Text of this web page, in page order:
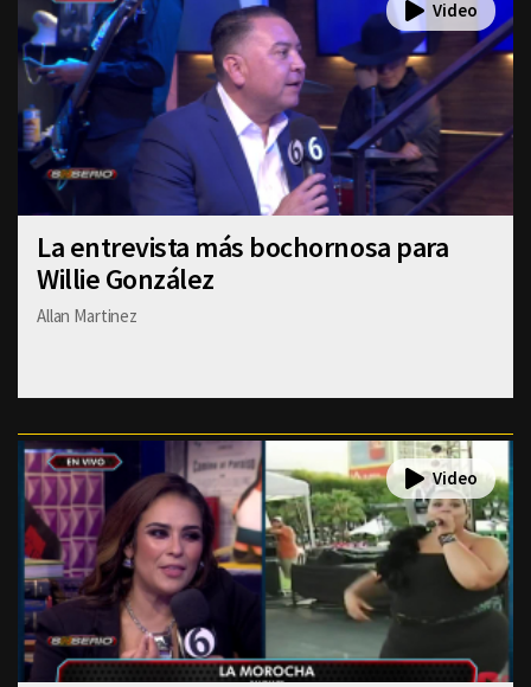
La entrevista más bochornosa para
Willie González
Allan Martinez